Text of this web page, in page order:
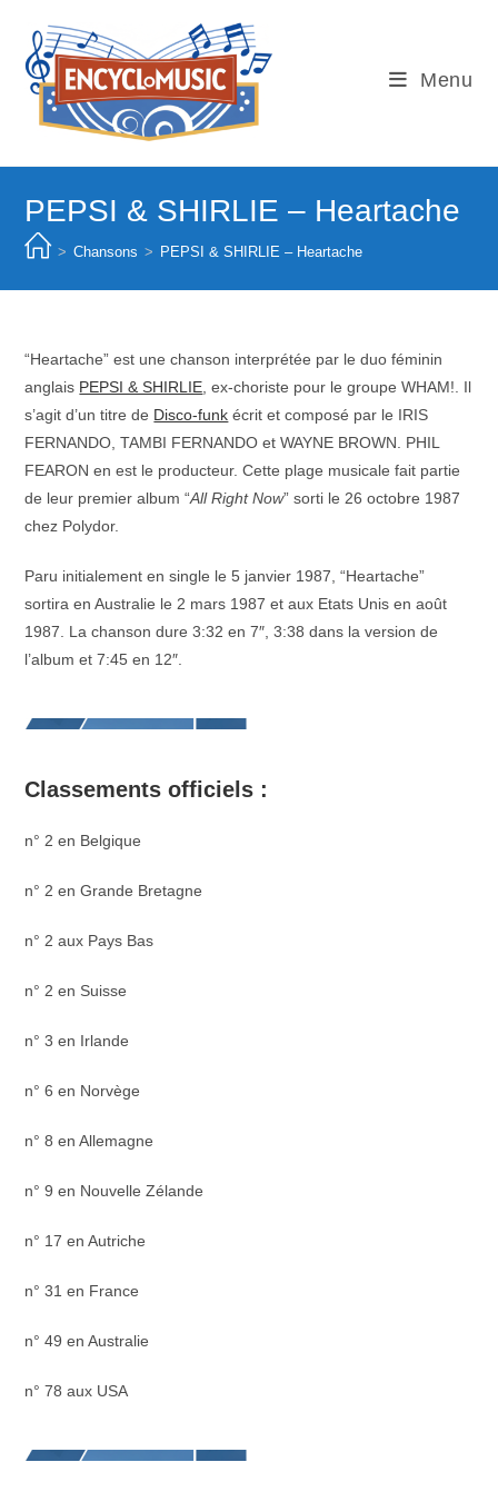
content
Menu
PEPSI & SHIRLIE – Heartache
> Chansons > PEPSI & SHIRLIE – Heartache
“Heartache” est une chanson interprétée par le duo féminin
anglais PEPSI & SHIRLIE , ex-choriste pour le groupe WHAM!. Il
s’agit d’un titre de Disco-funk écrit et composé par le IRIS
FERNANDO, TAMBI FERNANDO et WAYNE BROWN. PHIL
FEARON en est le producteur. Cette plage musicale fait partie
de leur premier album “AllRight Now” sorti le 26 octobre 1987
chez Polydor.
Paru initialement en single le 5 janvier 1987, “Heartache”
sortira en Australie le 2 mars 1987 et aux Etats Unis en août
1987. La chanson dure 3:32 en 7″, 3:38 dans la version de
l’album et 7:45 en 12″.
Classements officiels :
n° 2 en Belgique
n° 2 en Grande Bretagne
n° 2 aux Pays Bas
n° 2 en Suisse
n° 3 en Irlande
n° 6 en Norvège
n° 8 en Allemagne
n° 9 en Nouvelle Zélande
n° 17 en Autriche
n° 31 en France
n° 49 en Australie
n° 78 aux USA